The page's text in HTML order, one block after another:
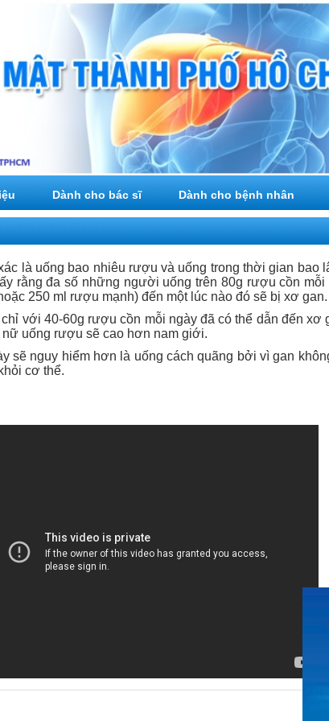
Dành cho bác sĩ Dành cho bệnh nhân
là uống bao nhiêu rượu và uống trong thời gian bao
rằng đa số những người uống trên 80g rượu cồn
250 ml rượu mạnh) đến một lúc nào đó sẽ bị xơ gan.
với 40-60g rượu cồn mỗi ngày đã có thể dẫn đến xơ
uống rượu sẽ cao hơn nam giới.
sẽ nguy hiểm hơn là uống cách quãng bởi vì gan
cơ thể.